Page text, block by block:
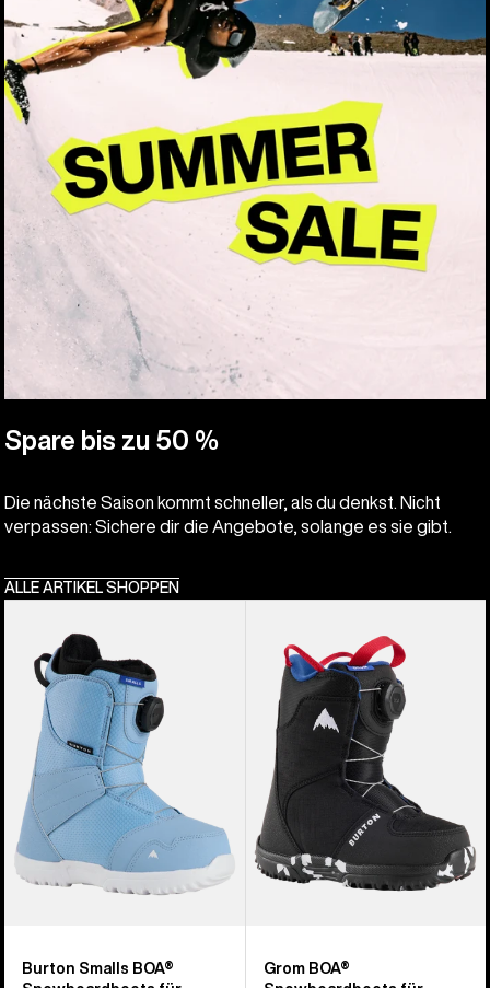
Spare bis zu 50 %
Die nächste Saison kommt schneller, als du denkst. Nicht
verpassen: Sichere dir die Angebote, solange es sie gibt.
ALLE ARTIKEL SHOPPEN
BOA®
Snowboardboots
Kinder
Burton Smalls BOA®
Grom
BOA®
Snowboardboots
Kinder
Grom BOA®